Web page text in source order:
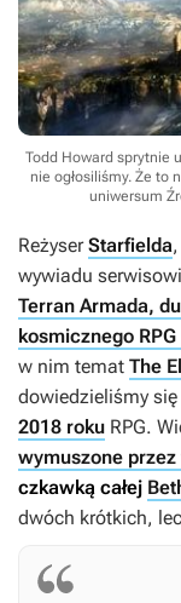
Todd Howard sprytnie
nie ogłosiliśmy. Że to
uniwersum
ReżyserStarfielda
wywiadu serwisowi
Terran Armada,
kosmicznego
w nim temat The
dowiedzieliśmy
2018 roku RPG.
wymuszone
czkawką całej
dwóch krótkich,